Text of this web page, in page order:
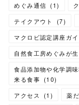
めぐみ通信 (1)
テイクアウト
(7)
マクロビ認定講座ガイ
自然食工房めぐみが
食品添加物や化学調
来る食事 (10)
アクセス
(1 ) 薬